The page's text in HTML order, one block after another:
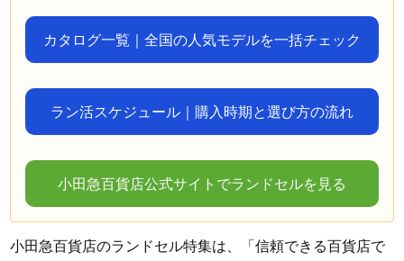
カタログ一覧｜全国の人気モデルを一括チェック
ラン活スケジュール｜購入時期と選び方の流れ
小田急百貨店公式サイトでランドセルを見る
小田急百貨店のランドセル特集は、「信頼できる百貨店で